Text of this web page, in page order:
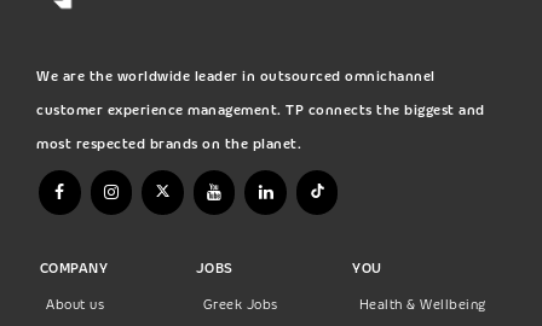
We are the worldwide leader in outsourced omnichannel
customer experience management. TP connects the biggest and
most respected brands on the planet.
COMPANY
About us
JOBS
Greek Jobs
YOU
Health & Wellbeing